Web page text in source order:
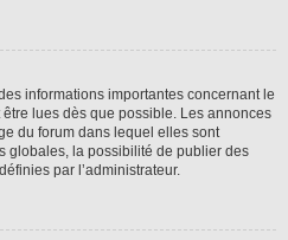
informations importantes concernant le
lues dès que possible. Les annonces
du forum dans lequel elles sont
globales, la possibilité de publier des
par l’administrateur.